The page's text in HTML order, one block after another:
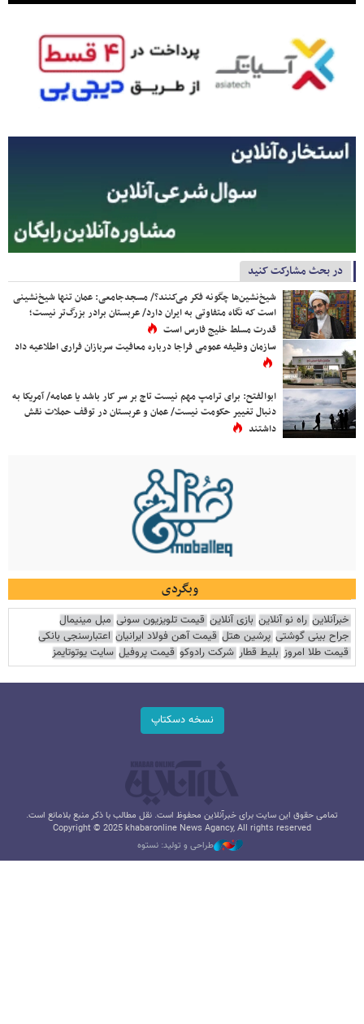
در بحث مشارکت کنید
شیخ‌نشین‌ها چگونه فکر می‌کنند؟/ مسجدجامعی: عمان تنها شیخ‌نشینی
است که نگاه متفاوتی به ایران دارد/ عربستان برادر بزرگ‌تر نیست؛
قدرت مسلط خلیج فارس است
سازمان وظیفه عمومی فراجا درباره معافیت سربازان فراری اطلاعیه داد
ابوالفتح: برای ترامپ مهم نیست تاج بر سر کار باشد یا عمامه/ آمریکا به
دنبال تغییر حکومت نیست/ عمان و عربستان در توقف حملات نقش
داشتند
وبگردی
خبرآنلاین راه نو آنلاین بازی آنلاین قیمت تلویزیون سونی مبل مینیمال
جراح بینی گوشتی پرشین هتل قیمت آهن فولاد ایرانیان اعتبارسنجی بانکی
قیمت طلا امروز بلیط قطار شرکت رادوکو قیمت پروفیل سایت یوتوتایمز
نسخه دسکتاپ
تمامی حقوق این سایت برای خبرآنلاین محفوظ است. نقل مطالب با ذکر منبع بلامانع است.
Copyright © 2025 khabaronline News Agancy, All rights reserved
طراحی و تولید: نستوه